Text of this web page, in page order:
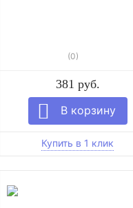
(0)
381 руб.